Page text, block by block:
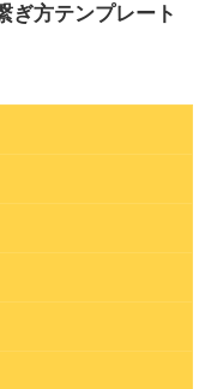
ぎ方テンプレート